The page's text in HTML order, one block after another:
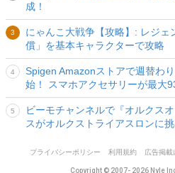
成！
にゃんこ大戦争【攻略】: レジ
償」を基本キャラクターで攻略
Spigen Amazonストアで週替わ
始！ スマホアクセサリーが最大
ビーモチャンネルで『オルクス
スがオルクストライアスロンに
プライバシーポリシー 利用規約 広告掲載
Copyright © 2007- 2026 Nyle